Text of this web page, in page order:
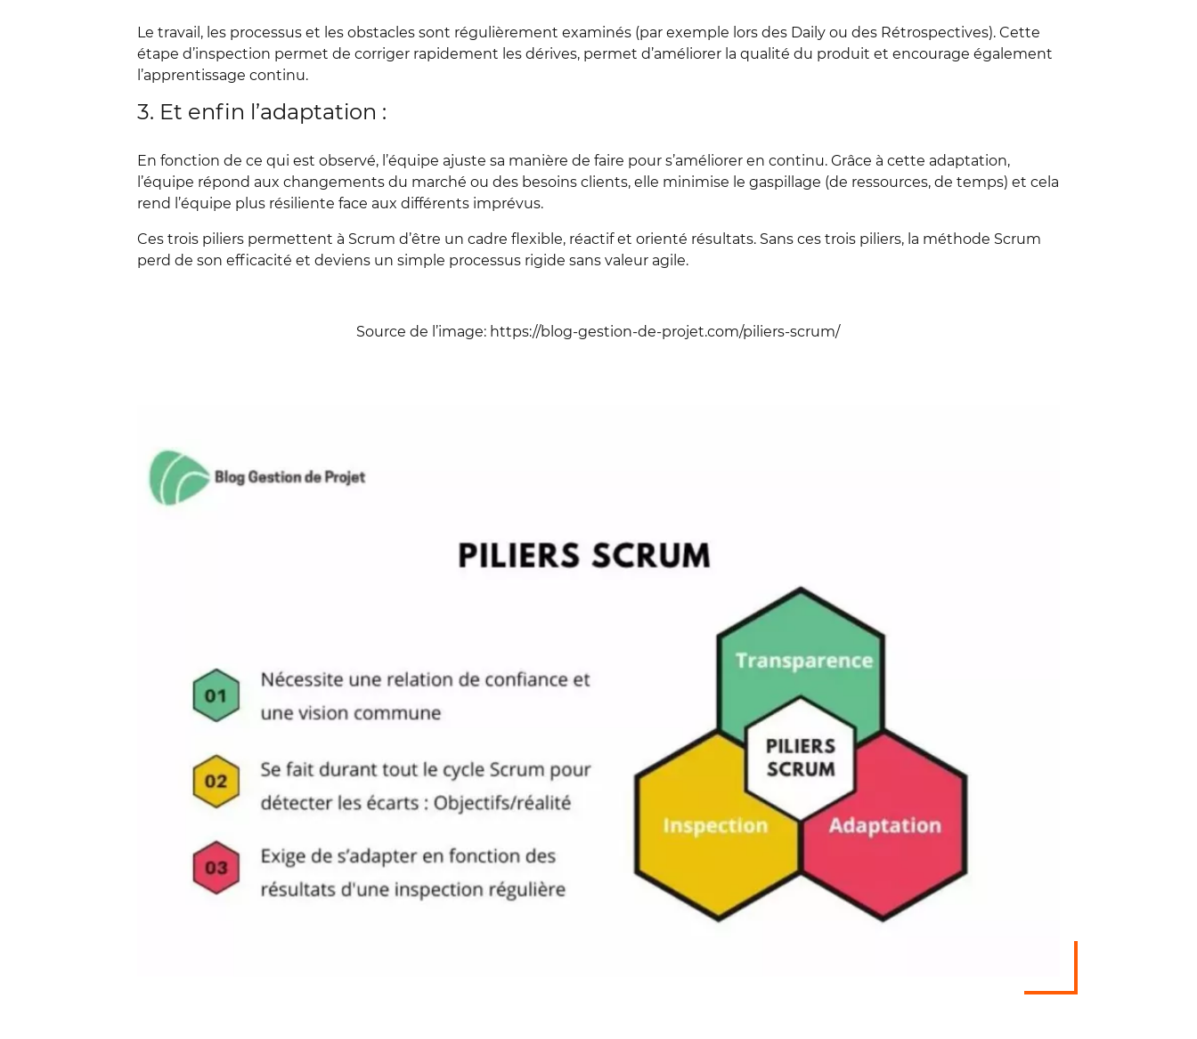
Le travail, les processus et les obstacles sont régulièrement examinés (par exemple lors des Daily ou des Rétrospectives). Cette
étape d’inspection permet de corriger rapidement les dérives, permet d’améliorer la qualité du produit et encourage également
l’apprentissage continu.
3. Et enfin l’adaptation :
En fonction de ce qui est observé, l’équipe ajuste sa manière de faire pour s’améliorer en continu. Grâce à cette adaptation,
l’équipe répond aux changements du marché ou des besoins clients, elle minimise le gaspillage (de ressources, de temps) et cela
rend l’équipe plus résiliente face aux différents imprévus.
Ces trois piliers permettent à Scrum d’être un cadre flexible, réactif et orienté résultats. Sans ces trois piliers, la méthode Scrum
perd de son efficacité et deviens un simple processus rigide sans valeur agile.
Source de l’image: https://blog-gestion-de-projet.com/piliers-scrum/